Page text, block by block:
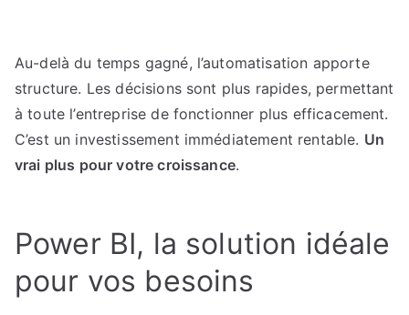
Au-delà du temps gagné, l’automatisation apporte
structure. Les décisions sont plus rapides, permettant
à toute l’entreprise de fonctionner plus efficacement.
C’est un investissement immédiatement rentable. Un
vrai plus pour votre croissance.
Power BI, la solution idéale
pour vos besoins